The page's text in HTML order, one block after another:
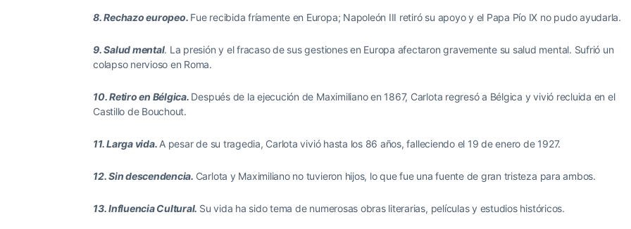
8. Rechazo europeo. Fue recibida fríamente en Europa; Napoleón III retiró su apoyo y el Papa Pío IX no pudo ayudarla.
9. Salud mental. La presión y el fracaso de sus gestiones en Europa afectaron gravemente su salud mental. Sufrió un
colapso nervioso en Roma.
10. Retiro en Bélgica. Después de la ejecución de Maximiliano en 1867, Carlota regresó a Bélgica y vivió recluida en el
Castillo de Bouchout.
11. Larga vida. A pesar de su tragedia, Carlota vivió hasta los 86 años, falleciendo el 19 de enero de 1927.
12. Sin descendencia. Carlota y Maximiliano no tuvieron hijos, lo que fue una fuente de gran tristeza para ambos.
13. Influencia Cultural. Su vida ha sido tema de numerosas obras literarias, películas y estudios históricos.